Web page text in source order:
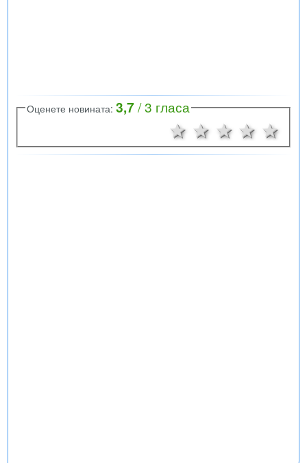
Оценете новината: 3,7/3 гласа
4
3
2 звезди
1 звезда